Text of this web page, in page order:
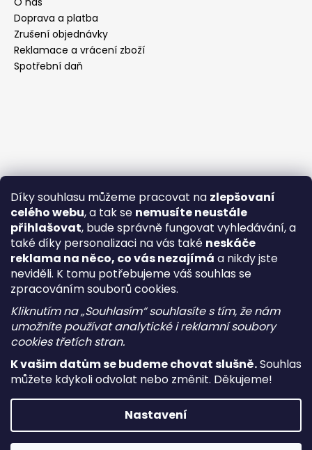
Díky souhlasu můžeme pracovat na zlepšovaní
celého webu, a tak se nemusíte neustále
přihlašovat, bude správně fungovat vyhledávání, a
také díky personalizaci na vás také neskáče
reklama na něco, co vás nezajímá a nikdy jste
neviděli. K tomu potřebujeme váš souhlas se
zpracováním souborů cookies.
Kliknutím na „Souhlasím“ souhlasíte s tím, že nám
umožníte používat analytické i reklamní soubory
cookies třetích stran.
K vašim datům se budeme chovat slušně.Souhlas
můžete kdykoli odvolat nebo změnit. Děkujeme!
Nastavení
Doprava a platba
Zrušení objednávky
Reklamace a vrácení zboží
Spotřební daň
Vytvořil Shoptet
Copyright 2026i-vape. Všechna práva vyhrazena.Upravit
nastavení cookies